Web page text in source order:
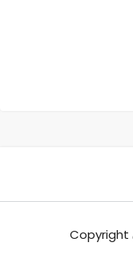
Copyright